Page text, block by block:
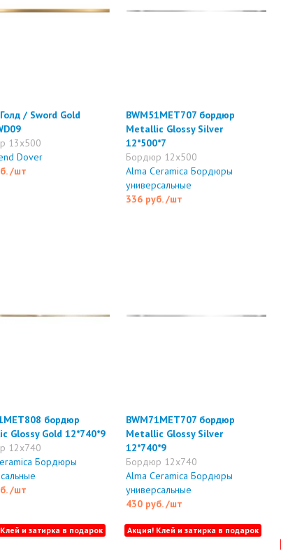
/ Sword Gold
13x500
Dover
/шт
BWM51MET707 бордюр
Metallic Glossy Silver
12*500*7
Бордюр 12x500
Alma Ceramica Бордюры
универсальные
336 руб./шт
бордюр
Glossy Gold 12*740*9
12x740
Бордюры
/шт
BWM71MET707 бордюр
Metallic Glossy Silver
12*740*9
Бордюр 12x740
Alma Ceramica Бордюры
универсальные
430 руб./шт
и затирка в подарок Акция! Клей и затирка в подарок